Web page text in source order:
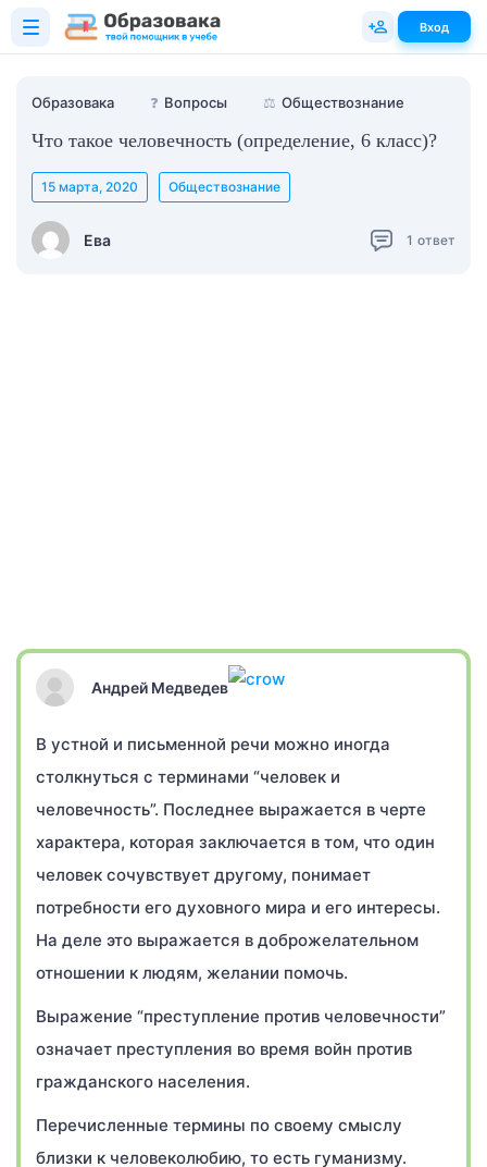
Образовака ❓ Вопросы ⚖️ Обществознание
Что такое человечность (определение, 6 класс)?
Ева
15 марта, 2020 Обществознание
1 ответ
Андрей Медведев
В устной и письменной речи можно иногда
столкнуться с терминами “человек и
человечность”. Последнее выражается в черте
характера, которая заключается в том, что один
человек сочувствует другому, понимает
потребности его духовного мира и его интересы.
На деле это выражается в доброжелательном
отношении к людям, желании помочь.
Выражение “преступление против человечности”
означает преступления во время войн против
гражданского населения.
Перечисленные термины по своему смыслу
близки к человеколюбию, то есть гуманизму.
Вход